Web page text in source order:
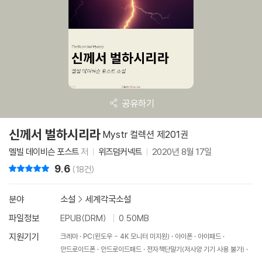
공유하기
신께서 벌하시리라 Mystr 컬렉션 제201권
멜빌 데이비슨 포스트저 위즈덤커넥트 2020년 8월 17일
9.6 (18건)
분야 소설 > 세계각국소설
파일정보
EPUB(DRM)
0.50MB
지원기기
크레마 PC(윈도우 - 4K 모니터 미지원) 아이폰
아이패드
안드로이드폰
안드로이드패드
전자책단말기(저사양 기기 사용 불가)